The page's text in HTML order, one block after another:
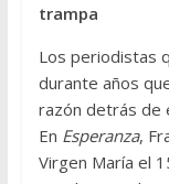
trampa
Los periodistas
durante años
razón detrás de
En Esperanza,
Virgen María el